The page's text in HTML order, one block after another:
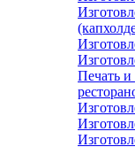
Печать и